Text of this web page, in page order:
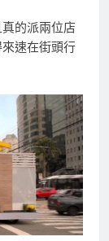
的派兩位店
速在街頭行